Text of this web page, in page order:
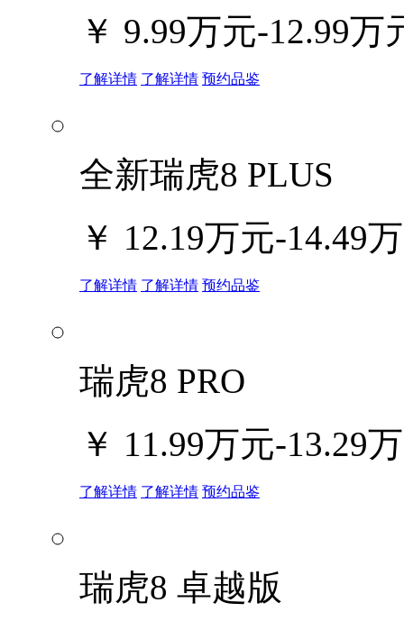
￥ 9.99万元-12.99万
了解详情 了解详情 预约品鉴
全新瑞虎8 PLUS
￥ 12.19万元-14.49
了解详情 了解详情 预约品鉴
瑞虎8 PRO
￥ 11.99万元-13.29
了解详情 了解详情 预约品鉴
瑞虎8 卓越版